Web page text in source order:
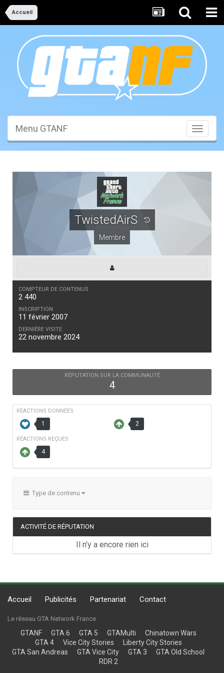
Accueil
Toggle
Menu GTANF
TwistedAirS
Membre
COMPTEUR DE CONTENUS
2 440
INSCRIPTION
11 février 2007
DERNIÈRE VISITE
22 novembre 2024
RÉPUTATION SUR LA COMMUNAUTÉ
4
RÉACTIONS DONNÉES
1 2
RÉACTIONS REÇUES
4
Type de contenu
ACTIVITÉ DE RÉPUTATION
Il n’y a encore rien ici
Accueil Publicités Partenariat Contact
Le réseau GTA Network France
GTANF GTA 6 GTA 5 GTAMulti
Chinatown Wars
GTA 4
Vice City Stories
Liberty City Stories
GTA San Andreas
GTA Vice City GTA 3
GTA Old School
RDR 2